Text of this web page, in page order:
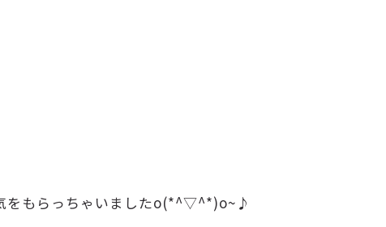
をもらっちゃいましたo(*^▽^*)o~♪